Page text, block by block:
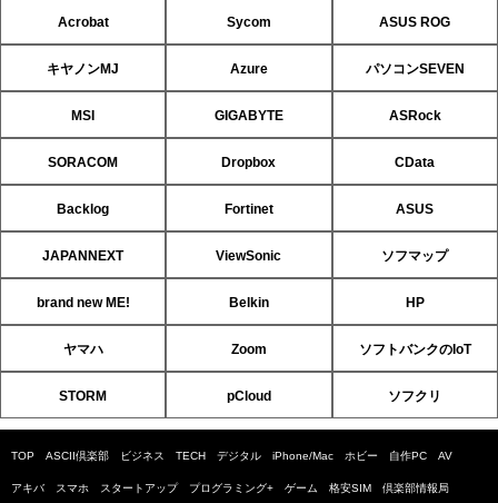
Acrobat Sycom ASUS ROG
キヤノンMJ Azure パソコンSEVEN
MSI GIGABYTE ASRock
SORACOM Dropbox CData
Backlog Fortinet ASUS
JAPANNEXT ViewSonic ソフマップ
brand new ME! Belkin HP
ヤマハ Zoom ソフトバンクのIoT
STORM pCloud ソフクリ
TOP ASCII倶楽部 ビジネス TECH デジタル iPhone/Mac ホビー 自作PC AV
アキバ スマホ スタートアップ プログラミング+ ゲーム 格安SIM 倶楽部情報局